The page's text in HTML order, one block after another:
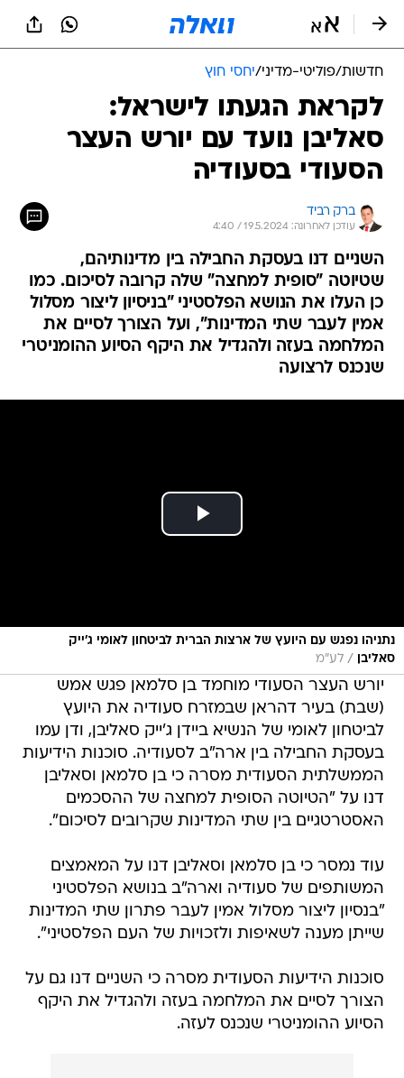
חדשות/פוליטי-מדיני/יחסי חוץ
לקראת הגעתו לישראל:
סאליבן נועד עם יורש העצר
הסעודי בסעודיה
ברק רביד
עודכן לאחרונה: 19.5.2024 / 4:40
השניים דנו בעסקת החבילה בין מדינותיהם,
שטיוטה "סופית למחצה" שלה קרובה לסיכום. כמו
כן העלו את הנושא הפלסטיני "בניסיון ליצור מסלול
אמין לעבר שתי המדינות", ועל הצורך לסיים את
המלחמה בעזה ולהגדיל את היקף הסיוע ההומניטרי
שנכנס לרצועה
נתניהו נפגש עם היועץ של ארצות הברית לביטחון לאומי ג'ייק
סאליבן
/ לע"מ
יורש העצר הסעודי מוחמד בן סלמאן פגש אמש
(שבת) בעיר דהראן שבמזרח סעודיה את היועץ
לביטחון לאומי של הנשיא ביידן ג'ייק סאליבן, ודן עמו
בעסקת החבילה בין ארה"ב לסעודיה. סוכנות הידיעות
הממשלתית הסעודית מסרה כי בן סלמאן וסאליבן
דנו על "הטיוטה הסופית למחצה של ההסכמים
האסטרטגיים בין שתי המדינות שקרובים לסיכום".
עוד נמסר כי בן סלמאן וסאליבן דנו על המאמצים
המשותפים של סעודיה וארה"ב בנושא הפלסטיני
"בנסיון ליצור מסלול אמין לעבר פתרון שתי המדינות
שייתן מענה לשאיפות ולזכויות של העם הפלסטיני".
סוכנות הידיעות הסעודית מסרה כי השניים דנו גם על
הצורך לסיים את המלחמה בעזה ולהגדיל את היקף
הסיוע ההומניטרי שנכנס לעזה.